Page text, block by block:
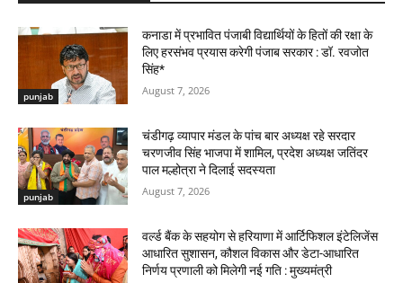
punjab
कनाडा में प्रभावित पंजाबी विद्यार्थियों के हितों की रक्षा के
लिए हरसंभव प्रयास करेगी पंजाब सरकार : डॉ. रवजोत
सिंह*
August 7, 2026
punjab
चंडीगढ़ व्यापार मंडल के पांच बार अध्यक्ष रहे सरदार
चरणजीव सिंह भाजपा में शामिल, प्रदेश अध्यक्ष जतिंदर
पाल मल्होत्रा ने दिलाई सदस्यता
August 7, 2026
वर्ल्ड बैंक के सहयोग से हरियाणा में आर्टिफिशल इंटेलिजेंस
आधारित सुशासन, कौशल विकास और डेटा-आधारित
निर्णय प्रणाली को मिलेगी नई गति : मुख्यमंत्री